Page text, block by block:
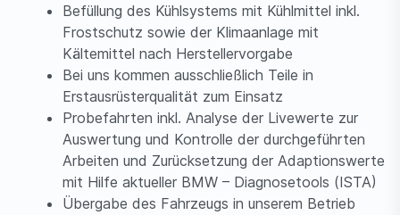
Befüllung des Kühlsystems mit Kühlmittel inkl.
Frostschutz sowie der Klimaanlage mit
Kältemittel nach Herstellervorgabe
Bei uns kommen ausschließlich Teile in
Erstausrüsterqualität zum Einsatz
Probefahrten inkl. Analyse der Livewerte zur
Auswertung und Kontrolle der durchgeführten
Arbeiten und Zurücksetzung der Adaptionswerte
mit Hilfe aktueller BMW – Diagnosetools (ISTA)
Übergabe des Fahrzeugs in unserem Betrieb